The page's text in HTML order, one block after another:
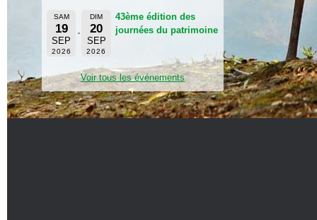
SAM
19
SEP
2026
DIM
20
SEP
2026
43ème édition des
journées du patrimoine
Voir tous les événements